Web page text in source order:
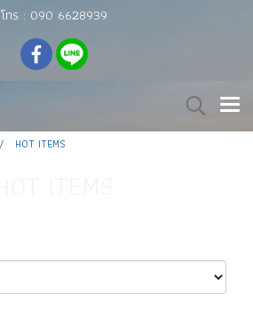
โทร : 090 6628939
HOT ITEMS